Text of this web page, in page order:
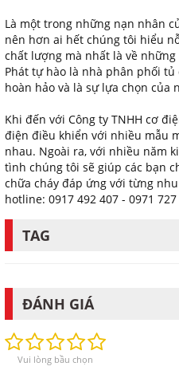
Là một trong những nạn nhân
nên hơn ai hết chúng tôi hiểu
chất lượng mà nhất là về những
Phát tự hào là nhà phân phối
hoàn hảo và là sự lựa chọn của
Khi đến với Công ty TNHH cơ
điện điều khiển với nhiều mẫu
nhau. Ngoài ra, với nhiều năm
tình chúng tôi sẽ giúp các bạn
chữa cháy đáp ứng với từng
hotline: 0917 492 407 - 0971
TAG
ĐÁNH GIÁ
Vui lòng bầu chọn